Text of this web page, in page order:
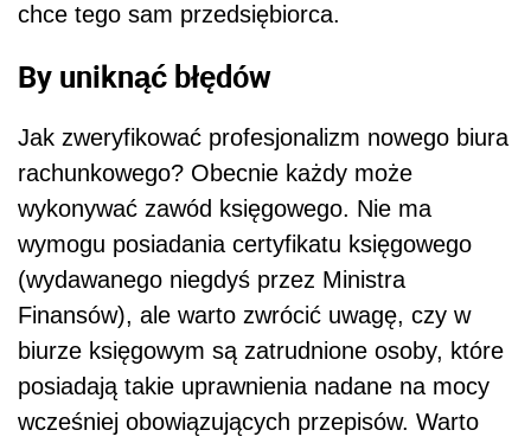
chce tego sam przedsiębiorca.
By uniknąć błędów
Jak zweryfikować profesjonalizm nowego biura
rachunkowego? Obecnie każdy może
wykonywać zawód księgowego. Nie ma
wymogu posiadania certyfikatu księgowego
(wydawanego niegdyś przez Ministra
Finansów), ale warto zwrócić uwagę, czy w
biurze księgowym są zatrudnione osoby, które
posiadają takie uprawnienia nadane na mocy
wcześniej obowiązujących przepisów. Warto